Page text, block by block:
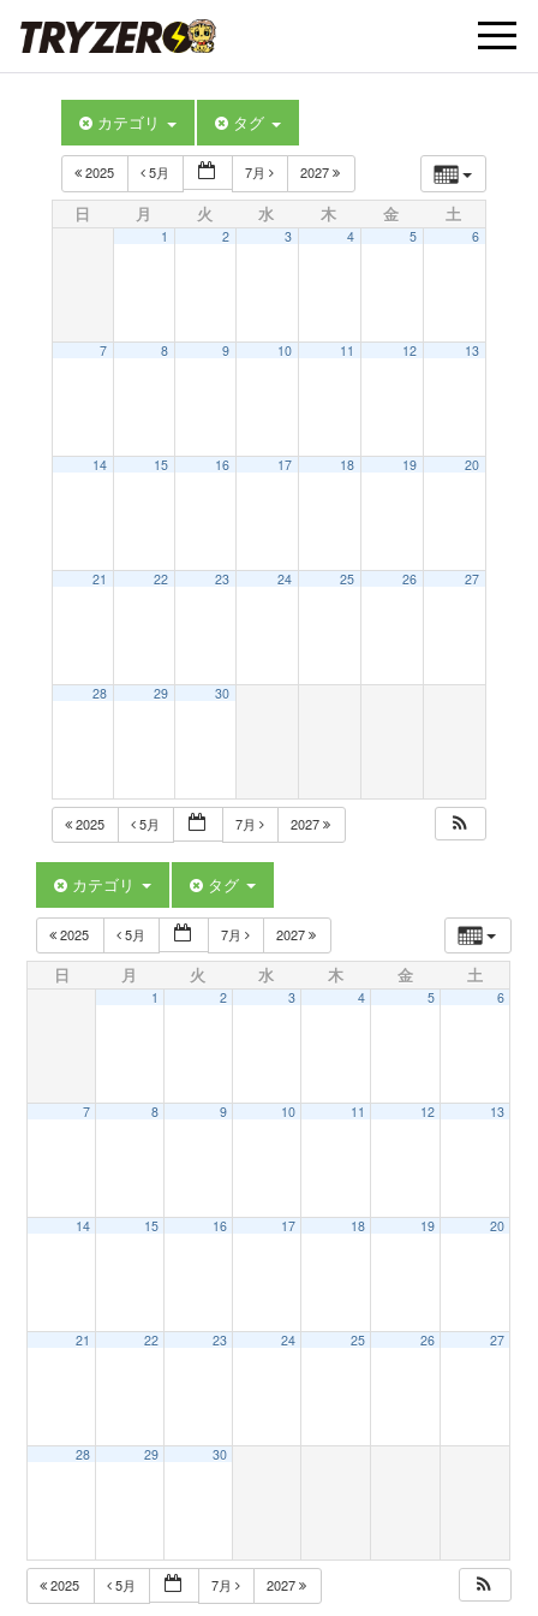
t
t
i
カテゴリ タグ
2025 5月 7月 2027
日 月 火 水 木 金 土
1 2 3 4 5 6
7 8 9 10 11 12 13
14 15 16 17 18 19 20
21 22 23 24 25 26 27
28 29 30
2025 5月 7月 2027
カテゴリ タグ
2025 5月 7月 2027
日 月 火 水 木 金 土
1 2 3 4 5 6
7 8 9 10 11 12 13
14 15 16 17 18 19 20
21 22 23 24 25 26 27
28 29 30
2025 5月 7月 2027